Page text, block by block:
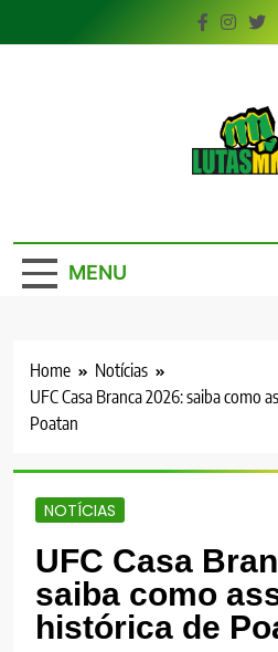
to
MENU
Home
Notícias
UFC Casa Branca 2026: saiba como
Poatan
NOTÍCIAS
UFC Casa
saiba como
histórica de